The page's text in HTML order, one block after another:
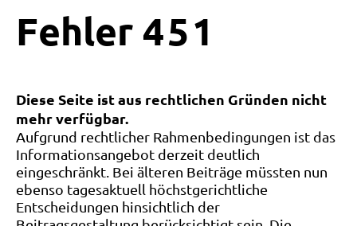
Fehler 4 5 1
Diese Seite ist aus rechtlichen Gründen nicht
mehr verfügbar.
Aufgrund rechtlicher Rahmenbedingungen ist das
Informationsangebot derzeit deutlich
eingeschränkt. Bei älteren Beiträge müssten nun
ebenso tagesaktuell höchstgerichtliche
Entscheidungen hinsichtlich der